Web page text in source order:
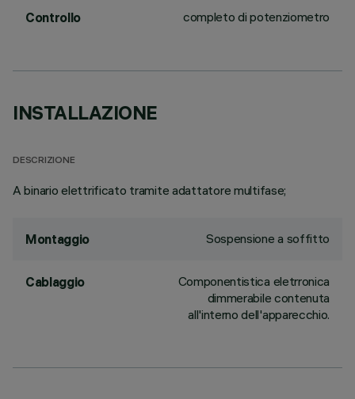
Controllo completo di potenziometro
INSTALLAZIONE
DESCRIZIONE
A binario elettrificato tramite adattatore multifase;
Montaggio Sospensione a soffitto
Cablaggio
Componentistica eletrronica
dimmerabile contenuta
all'interno dell'apparecchio.